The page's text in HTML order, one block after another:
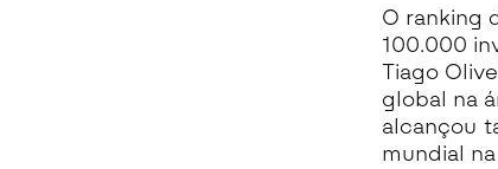
O ranking
100.000
Tiago
global na
alcançou
mundial